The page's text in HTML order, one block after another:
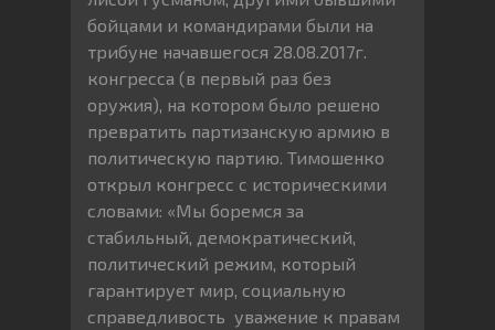
бойцами и командирами были на
трибуне начавшегося 28.08.2017г.
конгресса (в первый раз без
оружия), на котором было решено
превратить партизанскую армию в
политическую партию. Тимошенко
открыл конгресс с историческими
словами: «Мы боремся за
стабильный, демократический,
политический режим, который
гарантирует мир, социальную
справедливость уважение к правам